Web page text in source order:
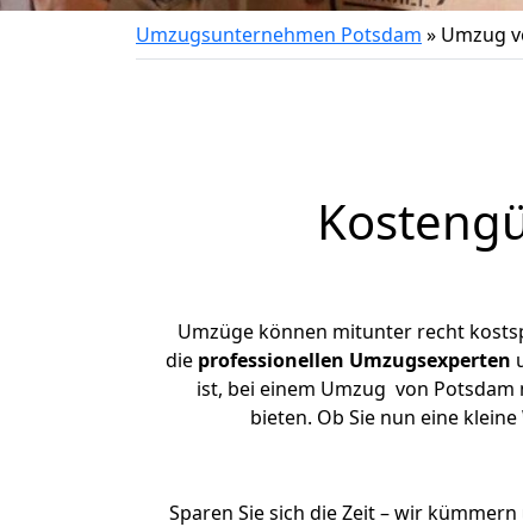
Umzugsunternehmen Potsdam » Umzug
Umzüge können mitunter recht
die professionellen Umzugsexperten
ist, bei einem Umzug von Potsdam
bieten. Ob Sie nun eine
Sparen Sie sich die Zeit – wir